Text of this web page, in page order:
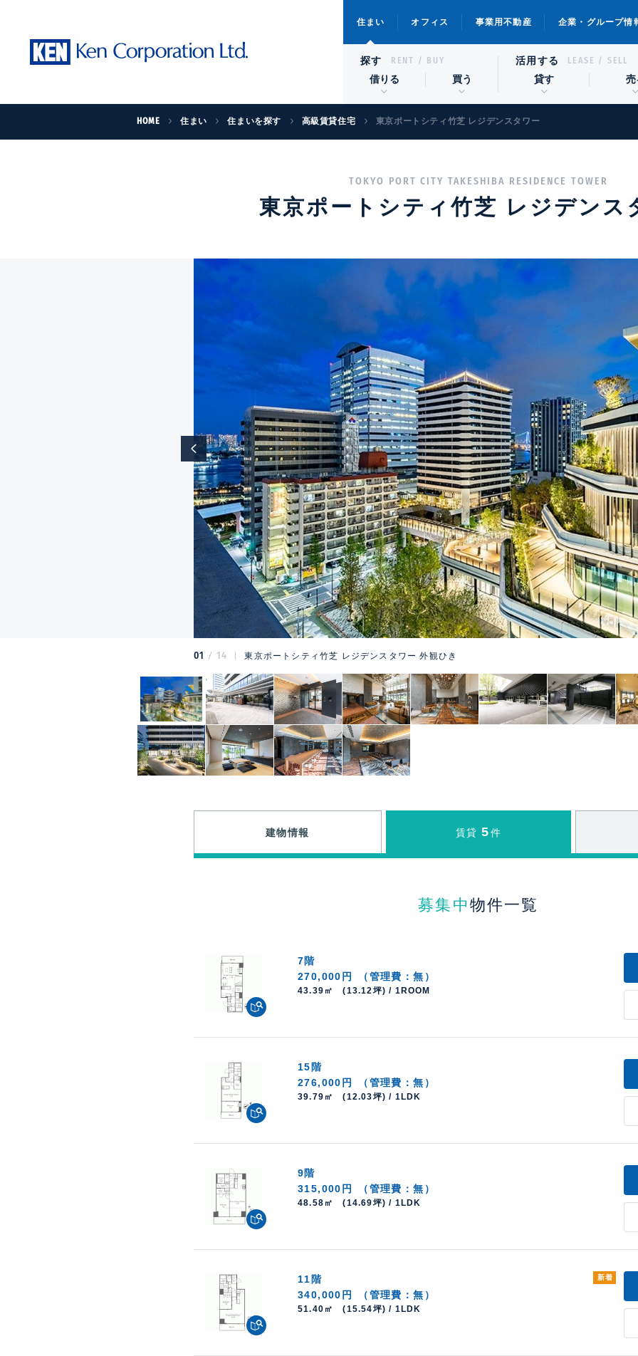
住まい オフィス 事業用不動産 企業・グループ情
探す RENT / BUY
借りる 買う
活用する LEASE / SELL
貸す 売
HOME 住まい 住まいを探す 高級賃貸住宅 東京ポートシティ竹芝 レジデンスタワー
TOKYO PORT CITY TAKESHIBA RESIDENCE TOWER
東京ポートシティ竹芝 レジデンス
01 14 東京ポートシティ竹芝 レジデンスタワー 外観ひき
建物情報 賃貸 5 件
募集中 物件一覧
7階
270,000円
（管理費：無）
43.39㎡ (13.12坪) / 1ROOM
15階
276,000円
（管理費：無）
39.79㎡ (12.03坪) / 1LDK
9階
315,000円
（管理費：無）
48.58㎡ (14.69坪) / 1LDK
新着
11階
340,000円
（管理費：無）
51.40㎡ (15.54坪) / 1LDK